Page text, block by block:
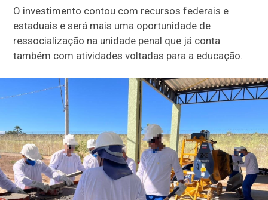
O investimento contou com recursos federais e
estaduais e será mais uma oportunidade de
ressocialização na unidade penal que já conta
também com atividades voltadas para a educação.